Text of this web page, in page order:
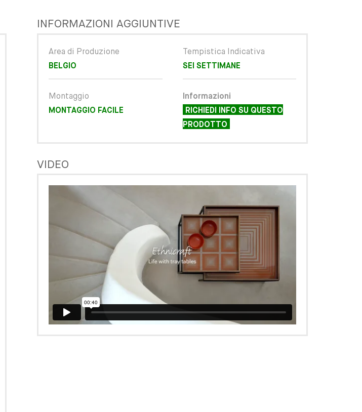
INFORMAZIONI AGGIUNTIVE
Area di Produzione
BELGIO
Montaggio
MONTAGGIO FACILE
Tempistica Indicativa
SEI SETTIMANE
Informazioni
RICHIEDI INFO SU QUESTO
PRODOTTO
VIDEO